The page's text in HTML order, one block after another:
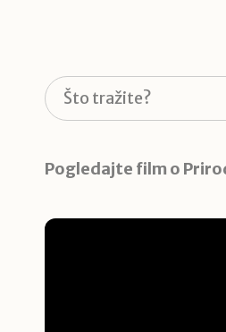
Pretraga
Pogledajte film o